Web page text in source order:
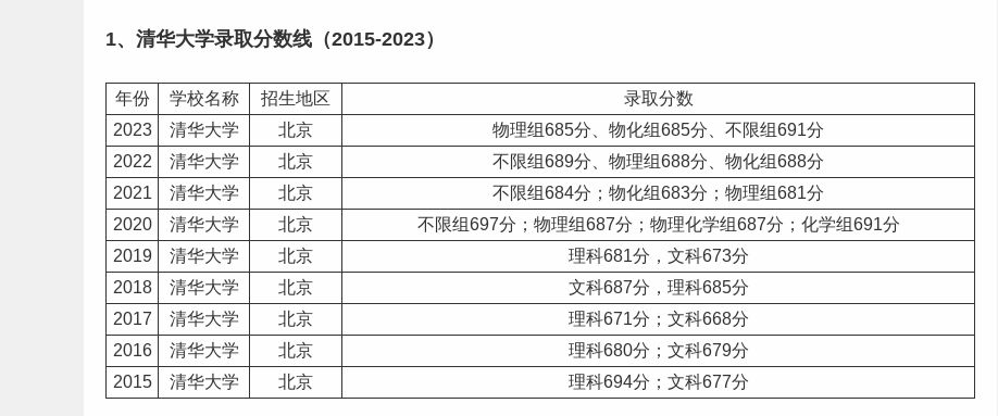
1、清华大学录取分数线 （2015-2023）
年份 学校名称 招生地区
录取分数
2023
清华大学 北京
物理组685分、物化组685分、不限组691分
2022
清华大学 北京
不限组689分、物理组688分、物化组688分
2021
清华大学 北京
不限组684分；物化组683分；物理组681分
2020
清华大学 北京
不限组697分；物理组687分；物理化学组687分；化学组691分
2019
清华大学 北京
理科681分，文科673分
2018
清华大学 北京
文科687分，理科685分
2017
清华大学 北京
理科671分；文科668分
2016
清华大学 北京
理科680分；文科679分
2015
清华大学 北京 理科694分；文科677分